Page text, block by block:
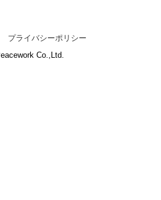
プライバシーポリシー
Co.,Ltd.